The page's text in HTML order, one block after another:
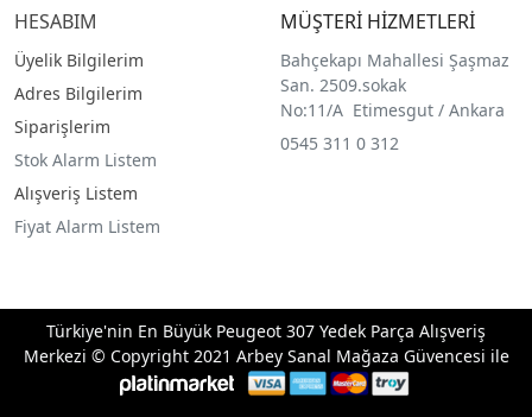
HESABIM
Üyelik Bilgilerim
Adres Bilgilerim
Siparişlerim
Stok Alarm Listem
Alışveriş Listem
Fiyat Alarm Listem
MÜŞTERİ HİZMETLERİ
Bahçekapı Mahallesi Şaşmaz
San. 2509.sokak
No:11/A Etimesgut / Ankara
0545 311 0 312
Türkiye'nin En Büyük Peugeot 307 Yedek Parça Alışveriş
Merkezi © Copyright 2021 Arbey Sanal Mağaza Güvencesi ile